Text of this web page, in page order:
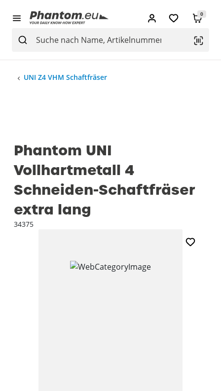
0
UNI Z4 VHM Schaftfräser
Phantom UNI
Vollhartmetall 4
Schneiden-Schaftfräser
extra lang
34375